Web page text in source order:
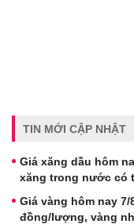
TIN MỚI CẬP NHẬT
Giá xăng dầu hôm
xăng trong nước có
Giá vàng hôm nay 7/
đồng/lượng, vàng